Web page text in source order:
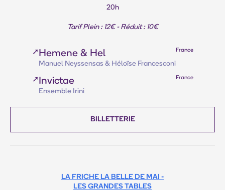
20h
Tarif Plein : 12€ - Réduit : 10€
➚Hemene & Hel
Manuel Neyssensas & Héloïse Francesconi
France
➚Invictae
Ensemble Irini
France
BILLETTERIE
LA FRICHE LA BELLE DE MAI -
LES GRANDES TABLES